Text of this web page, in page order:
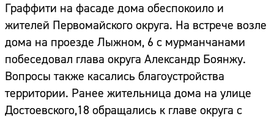
Граффити на фасаде дома обеспокоило и
жителей Первомайского округа. На встрече возле
дома на проезде Лыжном, 6 с мурманчанами
побеседовал глава округа Александр Боянжу.
Вопросы также касались благоустройства
территории. Ранее жительница дома на улице
Достоевского,18 обращались к главе округа с